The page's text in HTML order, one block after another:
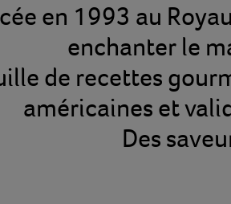
en 1993 au
enchanter le
de recettes
américaines et
Des